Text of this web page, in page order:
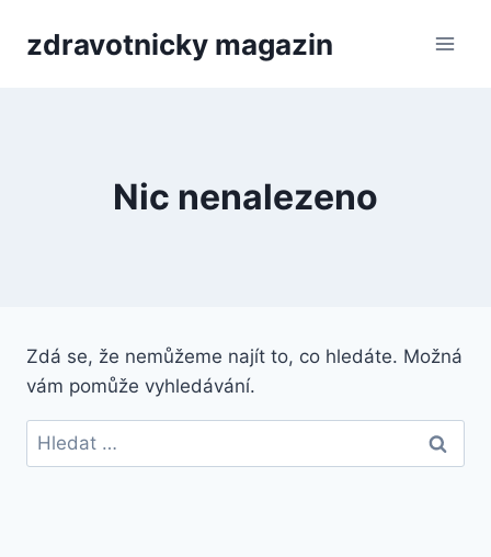
zdravotnicky magazin
Nic nenalezeno
Zdá se, že nemůžeme najít to, co hledáte. Možná
vám pomůže vyhledávání.
Vyhledávání